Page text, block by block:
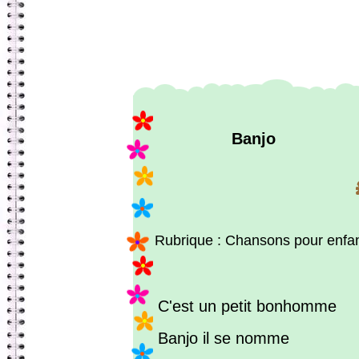
Banjo
Rubrique : Chansons pour
C'est un petit bonhomme
Banjo il se nomme